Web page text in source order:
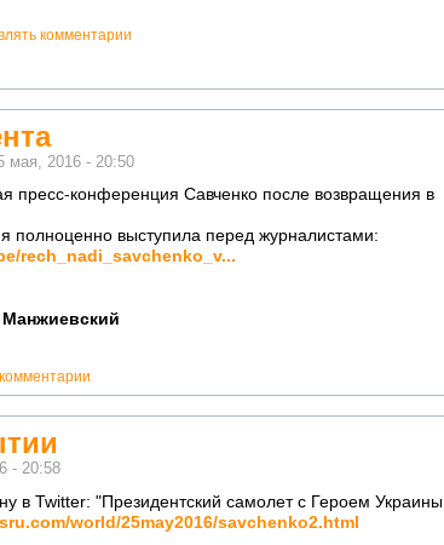
комментарии
мая, 2016 - 20:50
пресс-конференция Савченко после возвращения в
полноценно выступила перед журналистами:
rech_nadi_savchenko_v...
- 20:58
в Twitter: "Президентский самолет с Героем Украины
world/25may2016/savchenko2.html